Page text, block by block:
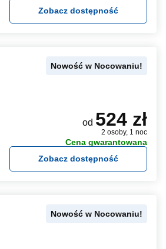
Zobacz dostępność
Nowość w Nocowaniu!
od 524 zł
2 osoby, 1 noc
Cena gwarantowana
Zobacz dostępność
Nowość w Nocowaniu!